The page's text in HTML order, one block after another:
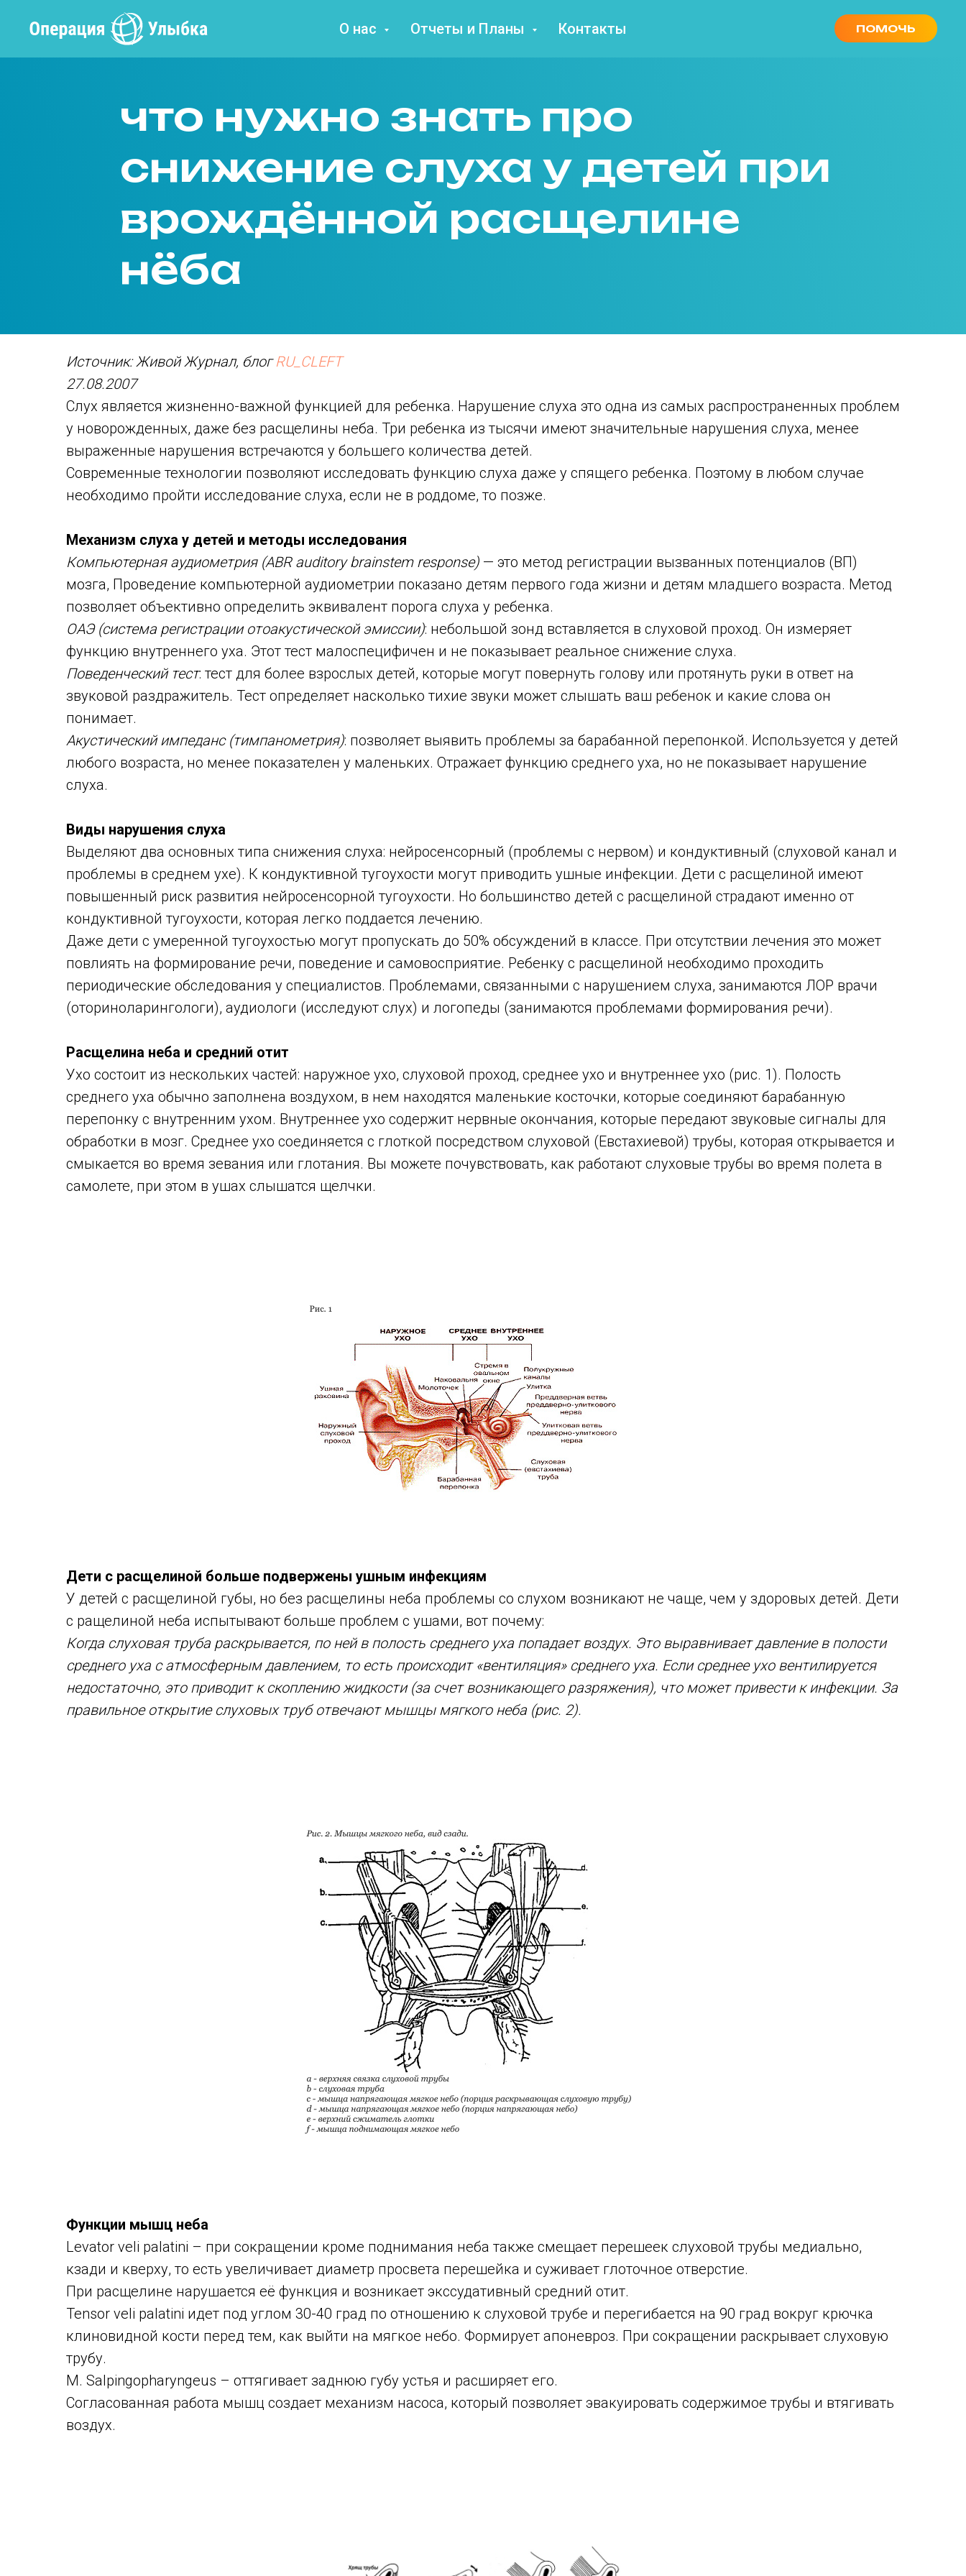
О нас Отчеты и Планы Контакты ПОМОЧЬ
что нужно знать про
снижение слуха у детей при
врождённой расщелине
нёба
Источник: Живой Журнал, блогRU_CLEFT
27.08.2007
Слух является жизненно-важной функцией для ребенка. Нарушение слуха это одна из самых распространенных проблем
у новорожденных, даже без расщелины неба. Три ребенка из тысячи имеют значительные нарушения слуха, менее
выраженные нарушения встречаются у большего количества детей.
Современные технологии позволяют исследовать функцию слуха даже у спящего ребенка. Поэтому в любом случае
необходимо пройти исследование слуха, если не в роддоме, то позже.
Механизм слуха у детей и методы исследования
Компьютерная аудиометрия (ABR auditory brainstem response) — это метод регистрации вызванных потенциалов (ВП)
мозга, Проведение компьютерной аудиометрии показано детям первого года жизни и детям младшего возраста. Метод
позволяет объективно определить эквивалент порога слуха у ребенка.
ОАЭ (система регистрации отоакустической эмиссии): небольшой зонд вставляется в слуховой проход. Он измеряет
функцию внутреннего уха. Этот тест малоспецифичен и не показывает реальное снижение слуха.
Поведенческий тест: тест для более взрослых детей, которые могут повернуть голову или протянуть руки в ответ на
звуковой раздражитель. Тест определяет насколько тихие звуки может слышать ваш ребенок и какие слова он
понимает.
Акустический импеданс (тимпанометрия): позволяет выявить проблемы за барабанной перепонкой. Используется у детей
любого возраста, но менее показателен у маленьких. Отражает функцию среднего уха, но не показывает нарушение
слуха.
Виды нарушения слуха
Выделяют два основных типа снижения слуха: нейросенсорный (проблемы с нервом) и кондуктивный (слуховой канал и
проблемы в среднем ухе). К кондуктивной тугоухости могут приводить ушные инфекции. Дети с расщелиной имеют
повышенный риск развития нейросенсорной тугоухости. Но большинство детей с расщелиной страдают именно от
кондуктивной тугоухости, которая легко поддается лечению.
Даже дети с умеренной тугоухостью могут пропускать до 50% обсуждений в классе. При отсутствии лечения это может
повлиять на формирование речи, поведение и самовосприятие. Ребенку с расщелиной необходимо проходить
периодические обследования у специалистов. Проблемами, связанными с нарушением слуха, занимаются ЛОР врачи
(оториноларингологи), аудиологи (исследуют слух) и логопеды (занимаются проблемами формирования речи).
Расщелина неба и средний отит
Ухо состоит из нескольких частей: наружное ухо, слуховой проход, среднее ухо и внутреннее ухо (рис. 1). Полость
среднего уха обычно заполнена воздухом, в нем находятся маленькие косточки, которые соединяют барабанную
перепонку с внутренним ухом. Внутреннее ухо содержит нервные окончания, которые передают звуковые сигналы для
обработки в мозг. Среднее ухо соединяется с глоткой посредством слуховой (Евстахиевой) трубы, которая открывается и
смыкается во время зевания или глотания. Вы можете почувствовать, как работают слуховые трубы во время полета в
самолете, при этом в ушах слышатся щелчки.
Дети с расщелиной больше подвержены ушным инфекциям
У детей с расщелиной губы, но без расщелины неба проблемы со слухом возникают не чаще, чем у здоровых детей. Дети
с ращелиной неба испытывают больше проблем с ушами, вот почему:
Когда слуховая труба раскрывается, по ней в полость среднего уха попадает воздух. Это выравнивает давление в полости
среднего уха с атмосферным давлением, то есть происходит «вентиляция» среднего уха. Если среднее ухо вентилируется
недостаточно, это приводит к скоплению жидкости (за счет возникающего разряжения), что может привести к инфекции. За
правильное открытие слуховых труб отвечают мышцы мягкого неба (рис. 2).
Функции мышц неба
Levator veli palatini – при сокращении кроме поднимания неба также смещает перешеек слуховой трубы медиально,
кзади и кверху, то есть увеличивает диаметр просвета перешейка и суживает глоточное отверстие.
При расщелине нарушается её функция и возникает экссудативный средний отит.
Tensor veli palatini идет под углом 30-40 град по отношению к слуховой трубе и перегибается на 90 град вокруг крючка
клиновидной кости перед тем, как выйти на мягкое небо. Формирует апоневроз. При сокращении раскрывает слуховую
трубу.
M. Salpingopharyngeus – оттягивает заднюю губу устья и расширяет его.
Согласованная работа мышц создает механизм насоса, который позволяет эвакуировать содержимое трубы и втягивать
воздух.